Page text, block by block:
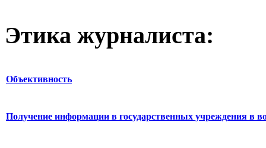
Этика журналиста:
Объективность
Получение информации в государственных учреждения в